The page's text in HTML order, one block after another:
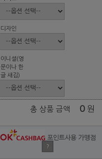
디자인
이니셜(영
문이나 한
글 새김)
총 상품 금액 0 원
포인트사용 가맹점
?